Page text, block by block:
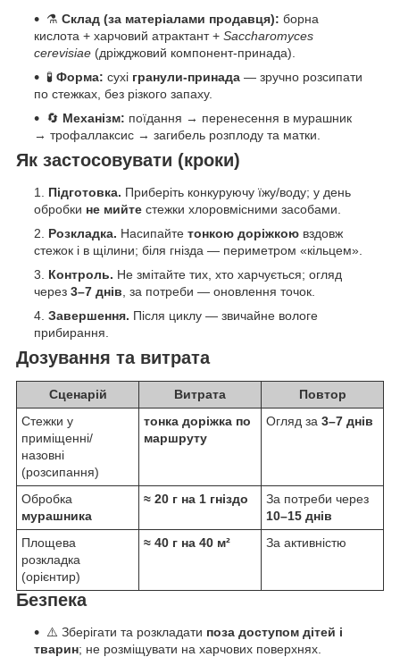
⚗️ Склад (за матеріалами продавця): борна
кислота + харчовий атрактант + Saccharomyces
cerevisiae (дріжджовий компонент-принада).
🧪 Форма: сухі гранули-принада — зручно розсипати
по стежках, без різкого запаху.
🔄 Механізм: поїдання → перенесення в мурашник
→ трофаллаксис → загибель розплоду та матки.
Як застосовувати (кроки)
Підготовка. Приберіть конкуруючу їжу/воду; у день
обробки не мийте стежки хлоровмісними засобами.
Розкладка. Насипайте тонкою доріжкою вздовж
стежок і в щілини; біля гнізда — периметром «кільцем».
Контроль. Не змітайте тих, хто харчується; огляд
через 3–7 днів , за потреби — оновлення точок.
Завершення. Після циклу — звичайне вологе
прибирання.
Дозування та витрата
Сценарій Витрата
Повтор
Стежки у
приміщенні/
назовні
(розсипання)
тонка доріжка по
маршруту
Огляд за 3–7 днів
Обробка
мурашника
≈ 20 г на 1 гніздо
За потреби через
10–15 днів
Площева
розкладка
(орієнтир)
≈ 40 г на 40 м² За активністю
Безпека
⚠️ Зберігати та розкладати поза доступом дітей і
тварин; не розміщувати на харчових поверхнях.